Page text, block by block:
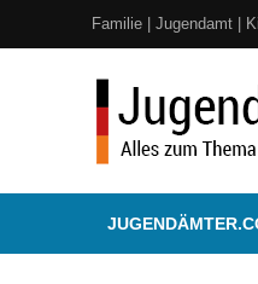
Familie | Jugendamt |